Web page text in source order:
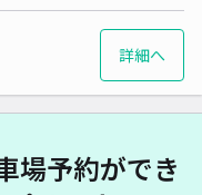
詳細へ
場予約ができ